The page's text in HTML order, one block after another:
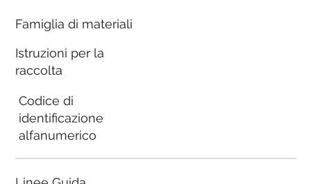
Famiglia di materiali
Istruzioni per la
raccolta
Codice di
identificazione
alfanumerico